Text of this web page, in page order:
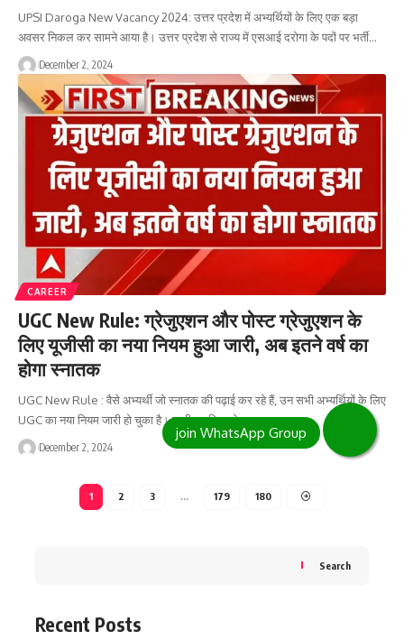
UPSI Daroga New Vacancy 2024: उत्तर प्रदेश में अभ्यर्थियों के लिए एक बड़ा
अवसर निकल कर सामने आया है। उत्तर प्रदेश से राज्य में एसआई दरोगा के पदों पर भर्ती…
December 2, 2024
CAREER
UGC New Rule: ग्रेजुएशन और पोस्ट ग्रेजुएशन के
लिए यूजीसी का नया नियम हुआ जारी, अब इतने वर्ष का
होगा स्नातक
UGC New Rule : वैसे अभ्यर्थी जो स्नातक की पढ़ाई कर रहे हैं, उन सभी अभ्यर्थियों के लिए
UGC का नया नियम जारी हो चुका है। जारी नए नियम के…
December 2, 2024
1 2 3 … 179 180
Search
Recent Posts